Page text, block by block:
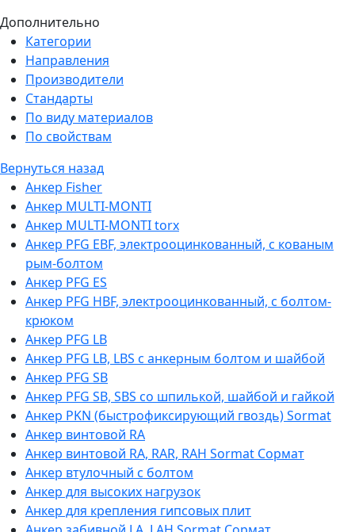
Дополнительно
Категории
Направления
Производители
Стандарты
По виду материалов
По свойствам
Вернуться назад
Анкер Fisher
Анкер MULTI-MONTI
Анкер MULTI-MONTI torx
Анкер PFG EBF, электрооцинкованный, с кованым
рым-болтом
Анкер PFG ES
Анкер PFG HBF, электрооцинкованный, с болтом-
крюком
Анкер PFG LB
Анкер PFG LB, LBS с анкерным болтом и шайбой
Анкер PFG SB
Анкер PFG SB, SBS со шпилькой, шайбой и гайкой
Анкер PKN (быстрофиксирующий гвоздь) Sormat
Анкер винтовой RA
Анкер винтовой RA, RAR, RAH Sormat Сормат
Анкер втулочный с болтом
Анкер для высоких нагрузок
Анкер для крепления гипсовых плит